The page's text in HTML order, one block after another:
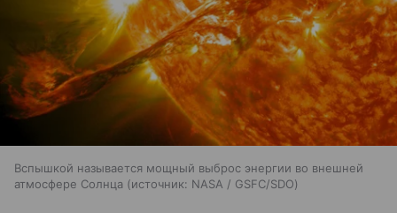
Вспышкой называется мощный выброс энергии во внешней
атмосфере Солнца
источник: NASA / GSFC/SDO